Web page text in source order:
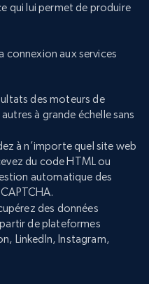
qui lui permet de produire
connexion aux services
des moteurs de
à grande échelle sans
à n’importe quel site web
du code HTML ou
automatique des
des données
de plateformes
LinkedIn, Instagram,